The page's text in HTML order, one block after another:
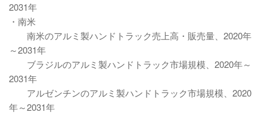
2031年
・南米
南米のアルミ製ハンドトラック売上高・販売量、2020年
～2031年
ブラジルのアルミ製ハンドトラック市場規模、2020年～
2031年
アルゼンチンのアルミ製ハンドトラック市場規模、2020
年～2031年